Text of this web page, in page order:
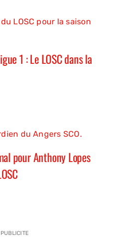
1 : Le LOSC dans la
pour Anthony Lopes
PUBLICITE